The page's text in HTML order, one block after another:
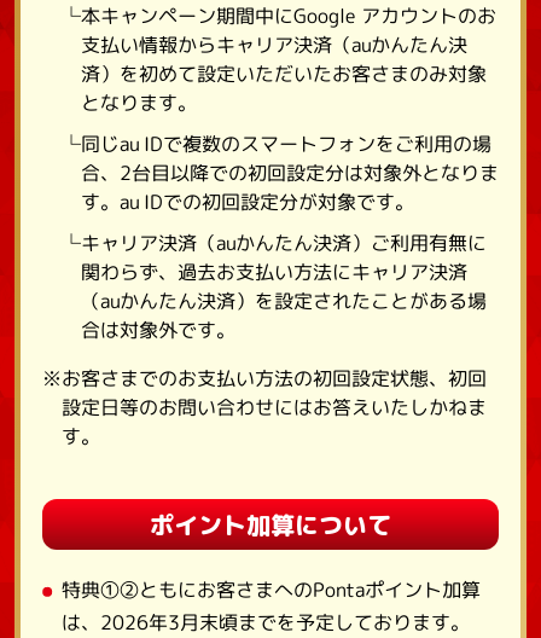
└本キャンペーン期間中にGoogle アカウントのお
支払い情報からキャリア決済（auかんたん決
済）を初めて設定いただいたお客さまのみ対象
となります。
└同じau IDで複数のスマートフォンをご利用の場
合、2台目以降での初回設定分は対象外となりま
す。au IDでの初回設定分が対象です。
└キャリア決済（auかんたん決済）ご利用有無に
関わらず、過去お支払い方法にキャリア決済
（auかんたん決済）を設定されたことがある場
合は対象外です。
※お客さまでのお支払い方法の初回設定状態、初回
設定日等のお問い合わせにはお答えいたしかねま
す。
ポイント加算について
特典①②ともにお客さまへのPontaポイント加算
は、2026年3月末頃までを予定しております。